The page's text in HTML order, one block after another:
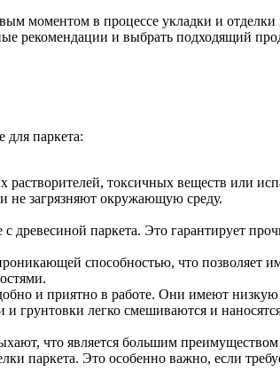
моментом в процессе укладки и
рекомендации и выбрать подходящий
паркета:
токсичных веществ или
не загрязняют окружающую среду.
древесиной паркета. Это гарантирует
способностью, что позволяет
и приятно в работе. Они имеют
грунтовки легко смешиваются и
что является большим
паркета. Это особенно важно, если